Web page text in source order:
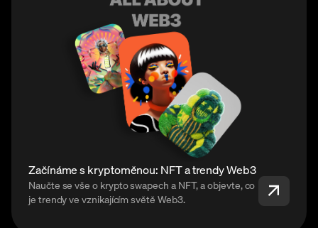
Začínáme s kryptoměnou: NFT a trendy Web3
Naučte se vše o krypto swapech a NFT, a objevte, co
je trendy ve vznikajícím světě Web3.